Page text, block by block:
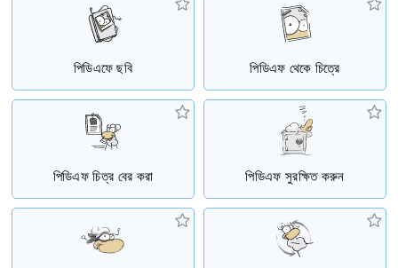
পিডিএফে ছবি পিডিএফ থেকে চিত্রে
পিডিএফ চিত্র বের করা পিডিএফ সুরক্ষিত করুন